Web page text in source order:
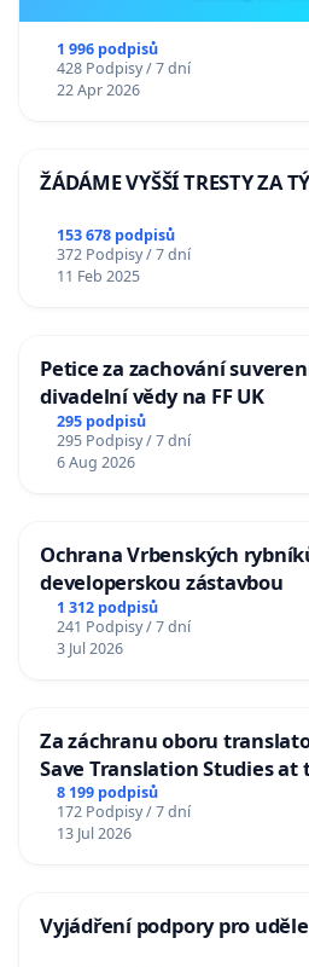
1 996 podpisů
428 Podpisy / 7 dní
22 Apr 2026
ŽÁDÁME VYŠŠÍ TRESTY ZA
153 678 podpisů
372 Podpisy / 7 dní
11 Feb 2025
Petice za zachování
divadelní vědy na FF UK
295 podpisů
295 Podpisy / 7 dní
6 Aug 2026
Ochrana Vrbenských
developerskou zástavbou
1 312 podpisů
241 Podpisy / 7 dní
3 Jul 2026
Za záchranu oboru
Save Translation Studies at
Charles University
8 199 podpisů
172 Podpisy / 7 dní
13 Jul 2026
Vyjádření podpory pro